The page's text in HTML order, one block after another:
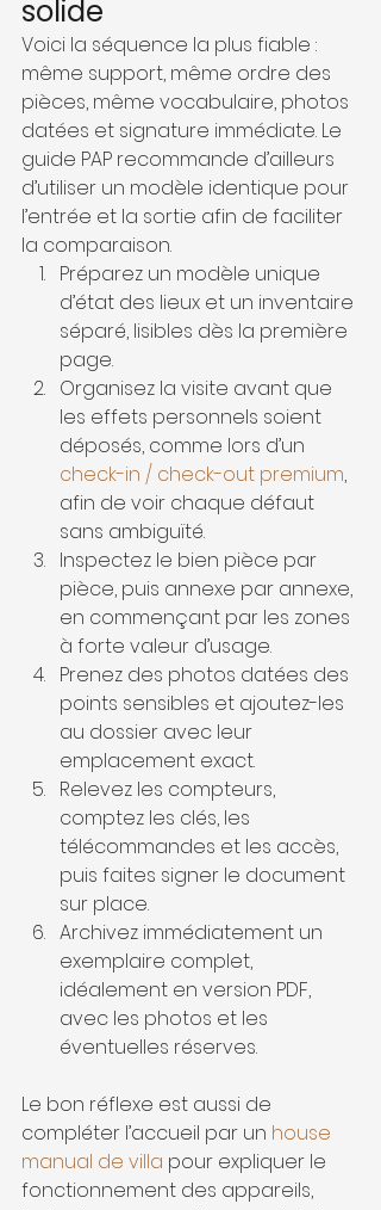
solide
Voici la séquence la plus fiable :
même support, même ordre des
pièces, même vocabulaire, photos
datées et signature immédiate. Le
guide PAP recommande d’ailleurs
d’utiliser un modèle identique pour
l’entrée et la sortie afin de faciliter
la comparaison.
Préparez un modèle unique
d’état des lieux et un inventaire
séparé, lisibles dès la première
page.
Organisez la visite avant que
les effets personnels soient
déposés, comme lors d’un
check-in / check-out premium,
afin de voir chaque défaut
sans ambiguïté.
Inspectez le bien pièce par
pièce, puis annexe par annexe,
en commençant par les zones
à forte valeur d’usage.
Prenez des photos datées des
points sensibles et ajoutez-les
au dossier avec leur
emplacement exact.
Relevez les compteurs,
comptez les clés, les
télécommandes et les accès,
puis faites signer le document
sur place.
Archivez immédiatement un
exemplaire complet,
idéalement en version PDF,
avec les photos et les
éventuelles réserves.
Le bon réflexe est aussi de
compléter l’accueil par un house
manual de villa pour expliquer le
fonctionnement des appareils,